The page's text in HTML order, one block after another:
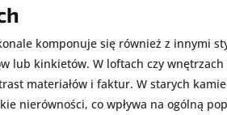
komponuje się również z innymi
lub kinkietów. W loftach czy
materiałów i faktur. W starych
nierówności, co wpływa na ogólną